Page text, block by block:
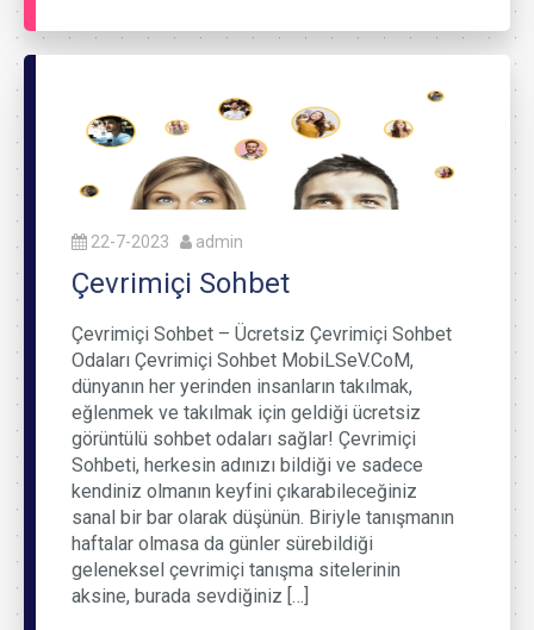
22-7-2023 admin
Çevrimiçi Sohbet
Çevrimiçi Sohbet – Ücretsiz Çevrimiçi Sohbet
Odaları Çevrimiçi Sohbet MobiLSeV.CoM,
dünyanın her yerinden insanların takılmak,
eğlenmek ve takılmak için geldiği ücretsiz
görüntülü sohbet odaları sağlar! Çevrimiçi
Sohbeti, herkesin adınızı bildiği ve sadece
kendiniz olmanın keyfini çıkarabileceğiniz
sanal bir bar olarak düşünün. Biriyle tanışmanın
haftalar olmasa da günler sürebildiği
geleneksel çevrimiçi tanışma sitelerinin
aksine, burada sevdiğiniz […]